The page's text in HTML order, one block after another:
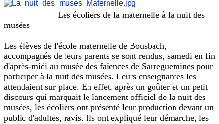
Les écoliers de la maternelle à la nuit des
musées
Les élèves de l'école maternelle de Bousbach,
accompagnés de leurs parents se sont rendus, samedi en fin
d'après-midi au musée des faïences de Sarreguemines pour
participer à la nuit des musées. Leurs enseignantes les
attendaient sur place. En effet, après un goûter et un petit
discours qui marquait le lancement officiel de la nuit des
musées, les écoliers ont présenté leur production devant un
public d'adultes, ravis. Ils ont expliqué leur démarche, les